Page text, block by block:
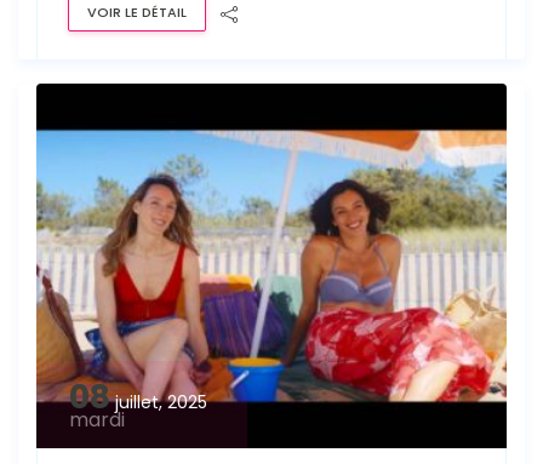
VOIR LE DÉTAIL
08 juillet, 2025
mardi